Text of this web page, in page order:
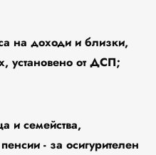
на доходи и близки,
установено от ДСП;
и семейства,
- за осигурителен